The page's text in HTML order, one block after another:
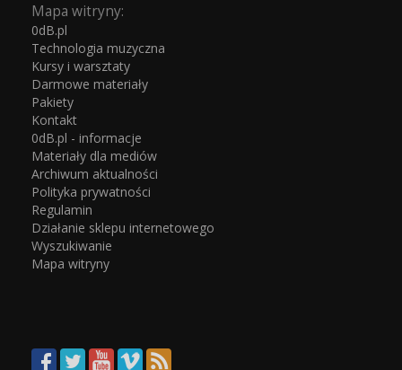
Mapa witryny:
0dB.pl
Technologia muzyczna
Kursy i warsztaty
Darmowe materiały
Pakiety
Kontakt
0dB.pl - informacje
Materiały dla mediów
Archiwum aktualności
Polityka prywatności
Regulamin
Działanie sklepu internetowego
Wyszukiwanie
Mapa witryny